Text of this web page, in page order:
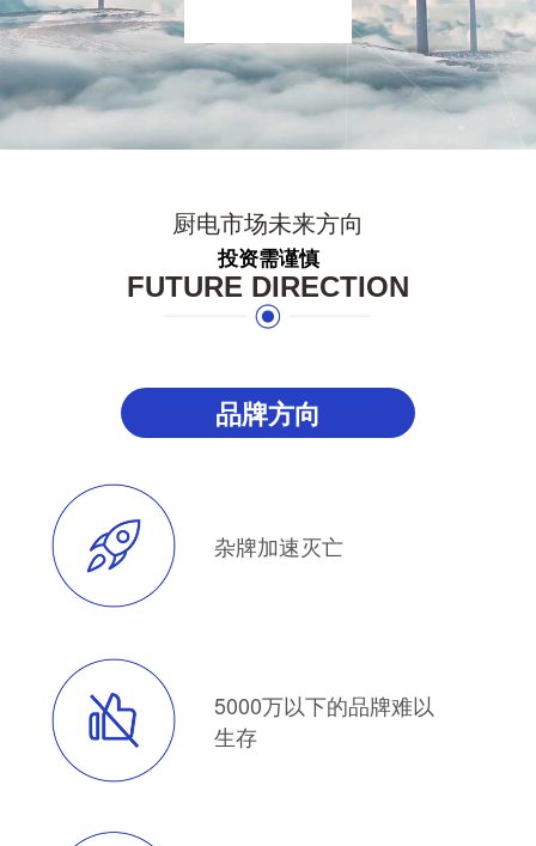
厨电市场未来方向
投资需谨慎
FUTURE DIRECTION
品牌方向
杂牌加速灭亡
5000万以下的品牌难以
生存